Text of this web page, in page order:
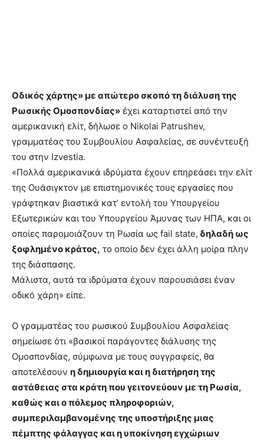
Οδικός χάρτης» με απώτερο σκοπό τη διάλυση της
Ρωσικής Ομοσπονδίας» έχει καταρτιστεί από την
αμερικανική ελίτ, δήλωσε ο Nikolai Patrushev,
γραμματέας του Συμβουλίου Ασφαλείας, σε συνέντευξή
του στην Izvestia.
«Πολλά αμερικανικά ιδρύματα έχουν επηρεάσει την ελίτ
της Ουάσιγκτον με επιστημονικές τους εργασίες που
γράφτηκαν βιαστικά κατ’ εντολή του Υπουργείου
Εξωτερικών και του Υπουργείου Άμυνας των ΗΠΑ, και οι
οποίες παρομοιάζουν τη Ρωσία ως fail state, δηλαδή ως
ξοφλημένο κράτος, το οποίο δεν έχει άλλη μοίρα πλην
της διάσπασης.
Μάλιστα, αυτά τα ιδρύματα έχουν παρουσιάσει έναν
οδικό χάρη» είπε.
Ο γραμματέας του ρωσικού Συμβουλίου Ασφαλείας
σημείωσε ότι «βασικοί παράγοντες διάλυσης της
Ομοσπονδίας, σύμφωνα με τους συγγραφείς, θα
αποτελέσουν η δημιουργία και η διατήρηση της
αστάθειας στα κράτη που γειτονεύουν με τη Ρωσία,
καθώς και ο πόλεμος πληροφοριών,
συμπεριλαμβανομένης της υποστήριξης μιας
πέμπτης φάλαγγας και η υποκίνηση εγχώριων